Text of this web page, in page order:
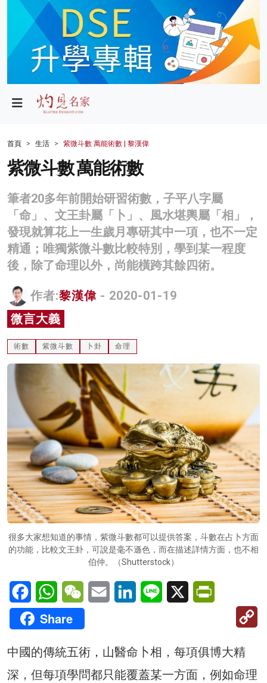
政局
財經
生活
商業
科技
影片
名家榜
灼見活動
首頁 生活 紫微斗數 萬能術數 | 黎漢偉
紫微斗數 萬能術數
筆者20多年前開始研習術數，子平八字屬
「命」、文王卦屬「卜」、風水堪輿屬「相」，
發現就算花上一生歲月專研其中一項，也不一定
精通；唯獨紫微斗數比較特別，學到某一程度
後，除了命理以外，尚能橫跨其餘四術。
作者:黎漢偉 - 2020-01-19
微言大義
術數 紫微斗數 卜卦 命理
很多大家想知道的事情，紫微斗數都可以提供答案，斗數在占卜方面
的功能，比較文王卦，可說是毫不遜色，而在描述詳情方面，也不相
伯仲。（Shutterstock）
FacebookWhatsAppWeChatEmail LinkedInLine X
Share
中國的傳統五術，山醫命卜相，每項俱博大精
深，但每項學問都只能覆蓋某一方面，例如命理